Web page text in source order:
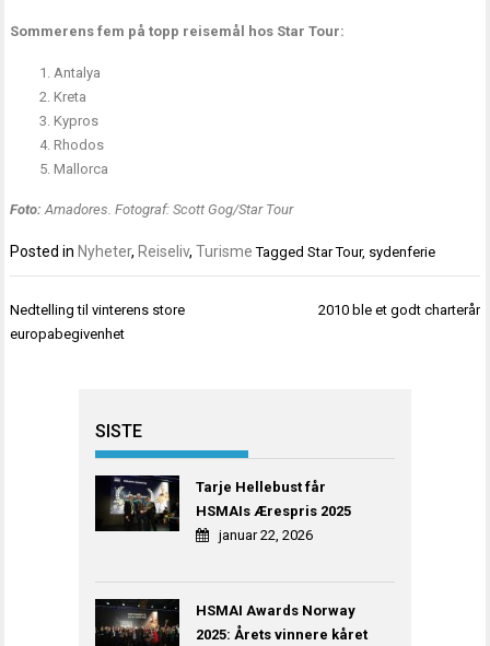
Sommerens fem på topp reisemål hos Star Tour:
Antalya
Kreta
Kypros
Rhodos
Mallorca
Foto: Amadores. Fotograf: Scott Gog/Star Tour
Posted in Nyheter, Reiseliv,Turisme TaggedStar Tour, sydenferie
Innleggsnavigasjon
Nedtelling til vinterens store
europabegivenhet
2010 ble et godt charterår
SISTE
Tarje Hellebust får
HSMAIs Ærespris 2025
januar 22, 2026
HSMAI Awards Norway
2025: Årets vinnere kåret